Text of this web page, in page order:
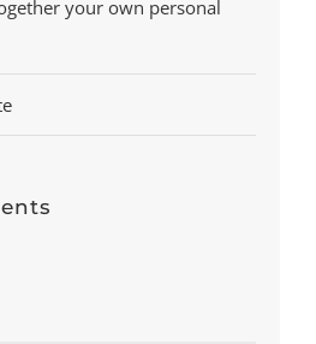
your own personal